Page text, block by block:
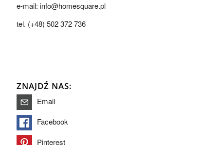
e-mail: info@homesquare.pl
tel. (+48) 502 372 736
ZNAJDŹ NAS:
Email
Facebook
Pinterest